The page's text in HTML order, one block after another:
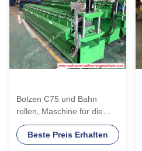
Bolzen C75 und Bahn
rollen, Maschine für die
Überdachung von
Gebäuden/von GI Blättern
Beste Preis Erhalten